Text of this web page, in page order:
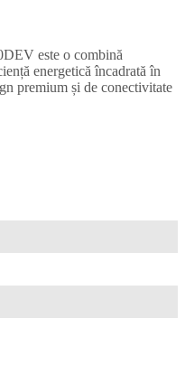
este o combină
energetică încadrată în
premium și de conectivitate